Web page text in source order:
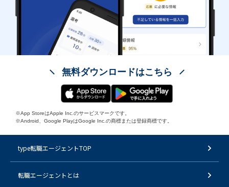
無料ダウンロードはこちら
※App StoreはApple Inc.のサービスマークです。
※Android、Google PlayはGoogle Inc.の商標または登録商標です。
type転職エージェントTOP
転職エージェントとは